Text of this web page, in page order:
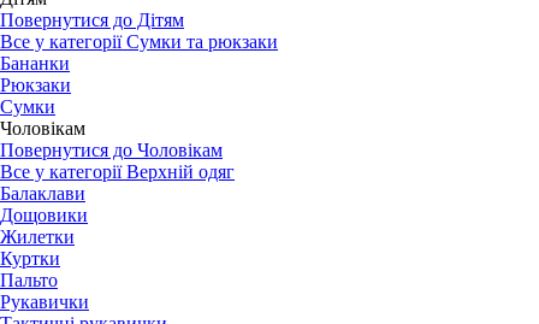
Повернутися до Дітям
Все у категорії Сумки та рюкзаки
Бананки
Рюкзаки
Сумки
Чоловікам
Повернутися до Чоловікам
Все у категорії Верхній одяг
Балаклави
Дощовики
Жилетки
Куртки
Пальто
Рукавички